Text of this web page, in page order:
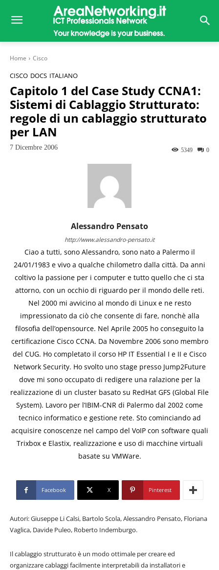
Home Cisco
CISCO DOCS ITALIANO
Capitolo 1 del Case Study CCNA1:
Sistemi di Cablaggio Strutturato:
regole di un cablaggio strutturato
per LAN
7 Dicembre 2006 0
5349
Alessandro Pensato
http://www.alessandro-pensato.it
Ciao a tutti, sono Alessandro, sono nato a Palermo il
24/01/1983 e vivo a qualche chilometro dalla città. Da anni
coltivo la passione per i computer e tutto quello che ci sta
attorno, con un occhio di riguardo per il mondo delle reti.
Nel 2000 mi avvicino al mondo di Linux e ne resto
impressionato da ciò che consente di fare, nonchè alla
filosofia dell’opensource. Nel Aprile 2005 ho conseguito la
certificazione Cisco CCNA. Da Novembre 2006 sono membro
del CUG. Ho completato il corso HP IT Essential I e II e Cisco
Network Security. Ho svolto uno stage presso Jump2Future
dove mi sono occupato di redigere una ralazione per la
realizzazione di un cluster basato su RedHat GFS (Global File
System). Lavoro per l’IBIM-CNR di Palermo dal 2002 come
tecnico informatico e gestione rete. Sto cominciando ad
acquisire conoscenze nel campo del VoIP con software quali
Trixbox e Elastix, realizzazione e uso di macchine virtuali
basate su VMWare.
Facebook X Pinterest
Autori: Giuseppe Li Calsi, Bartolo Scola, Alessandro Pensato, Floriana
Vaglica, Davide Puleo, Roberto Indemburgo.
Il cablaggio strutturato è un modo ottimale per creare ed
organizzare cablaggi facilmente interpretabili da installatori e